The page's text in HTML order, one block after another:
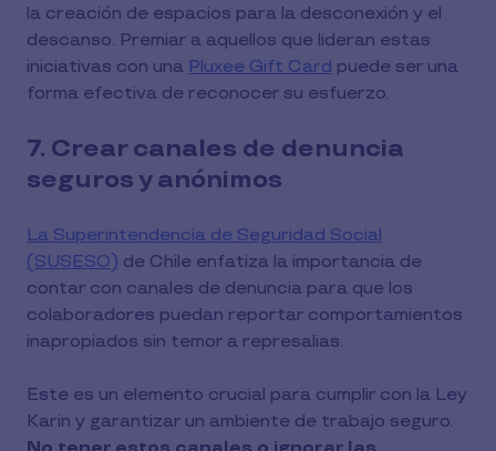
la creación de espacios para la desconexión y el
descanso. Premiar a aquellos que lideran estas
iniciativas con una Pluxee Gift Card puede ser una
forma efectiva de reconocer su esfuerzo.
7. Crear canales de denuncia
seguros y anónimos
La Superintendencia de Seguridad Social
(SUSESO) de Chile enfatiza la importancia de
contar con canales de denuncia para que los
colaboradores puedan reportar comportamientos
inapropiados sin temor a represalias.
Este es un elemento crucial para cumplir con la Ley
Karin y garantizar un ambiente de trabajo seguro.